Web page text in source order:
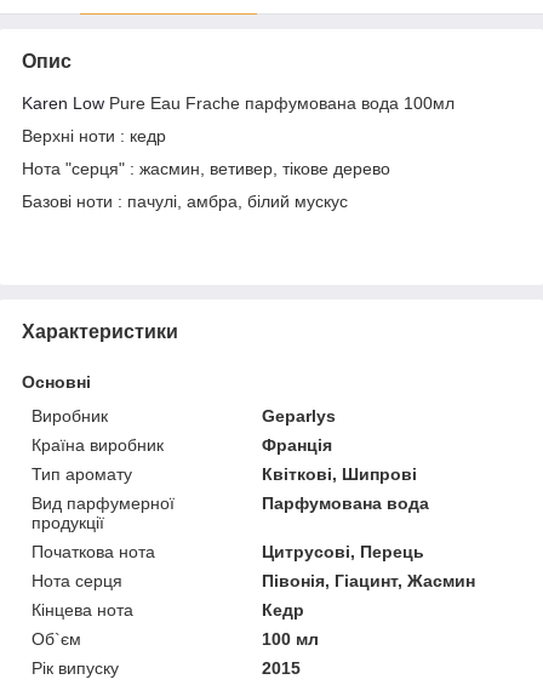
Опис
Karen Low Pure Eau Frache парфумована вода 100мл
Верхні ноти : кедр
Нота "серця" : жасмин, ветивер, тікове дерево
Базові ноти : пачулі, амбра, білий мускус
Характеристики
Основні
Виробник
Geparlys
Країна виробник
Франція
Тип аромату
Квіткові, Шипрові
Вид парфумерної
продукції
Парфумована вода
Початкова нота
Цитрусові, Перець
Нота серця
Півонія, Гіацинт, Жасмин
Кінцева нота
Кедр
Об`єм
100 мл
Рік випуску
2015